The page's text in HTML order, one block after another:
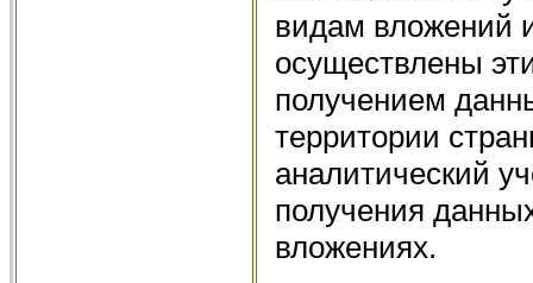
видам вложений
осуществлены
получением
территории
аналитический
получения
вложениях.